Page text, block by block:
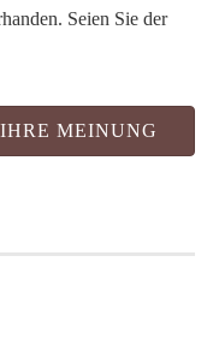
Seien Sie der
IHRE MEINUNG